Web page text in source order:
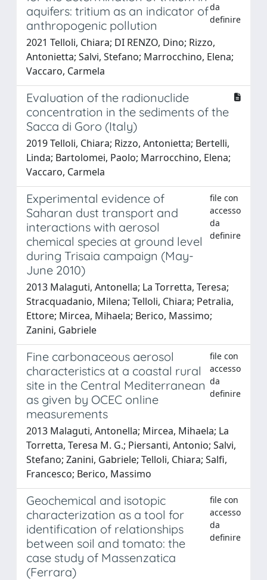
aquifers: tritium as an indicator of
anthropogenic pollution
da
definire
2021 Telloli, Chiara; DI RENZO, Dino; Rizzo,
Antonietta; Salvi, Stefano; Marrocchino, Elena;
Vaccaro, Carmela
Evaluation of the radionuclide
concentration in the sediments of the
Sacca di Goro (Italy)
2019 Telloli, Chiara; Rizzo, Antonietta; Bertelli,
Linda; Bartolomei, Paolo; Marrocchino, Elena;
Vaccaro, Carmela
Experimental evidence of
Saharan dust transport and
interactions with aerosol
chemical species at ground level
during Trisaia campaign (May-
June 2010)
file con
accesso
da
definire
2013 Malaguti, Antonella; La Torretta, Teresa;
Stracquadanio, Milena; Telloli, Chiara; Petralia,
Ettore; Mircea, Mihaela; Berico, Massimo;
Zanini, Gabriele
Fine carbonaceous aerosol
characteristics at a coastal rural
site in the Central Mediterranean
as given by OCEC online
measurements
file con
accesso
da
definire
2013 Malaguti, Antonella; Mircea, Mihaela; La
Torretta, Teresa M. G.; Piersanti, Antonio; Salvi,
Stefano; Zanini, Gabriele; Telloli, Chiara; Salfi,
Francesco; Berico, Massimo
Geochemical and isotopic
characterization as a tool for
identification of relationships
between soil and tomato: the
case study of Massenzatica
(Ferrara)
file con
accesso
da
definire